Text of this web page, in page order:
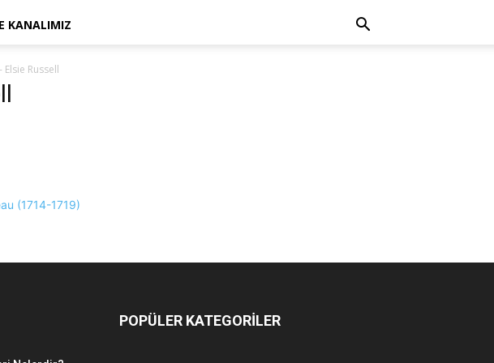
KANALIMIZ
Russell
POPÜLER KATEGORİLER